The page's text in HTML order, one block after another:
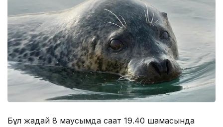
Бұл жағдай 8 маусымда сағат 19.40 шамасында